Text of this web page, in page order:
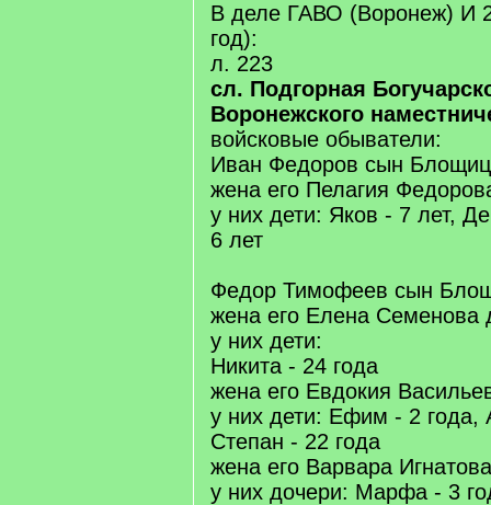
В деле ГАВО (Воронеж) И
год):
л. 223
сл. Подгорная
Воронежского
войсковые обыватели:
Иван Федоров сын
жена его Пелагия
у них дети: Яков - 7 лет,
6 лет
Федор Тимофеев сын
жена его Елена Семенова
у них дети:
Никита - 24 года
жена его Евдокия
у них дети: Ефим - 2 года,
Степан - 22 года
жена его Варвара
у них дочери: Марфа - 3